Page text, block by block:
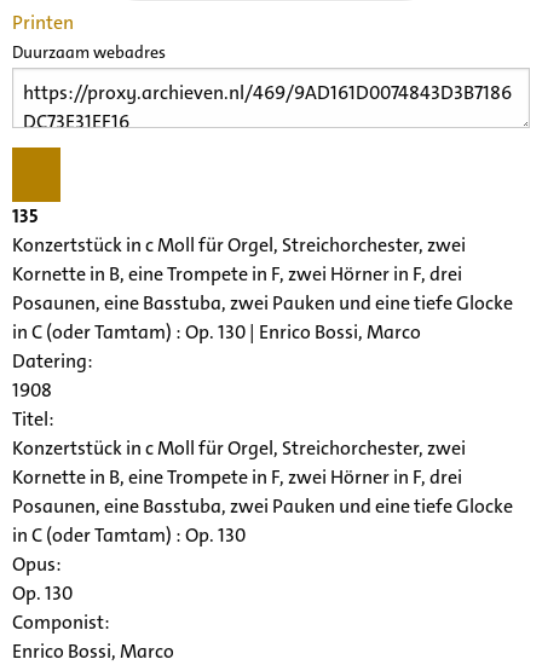
Printen
Duurzaam webadres
135
Konzertstück in c Moll für Orgel, Streichorchester, zwei
Kornette in B, eine Trompete in F, zwei Hörner in F, drei
Posaunen, eine Basstuba, zwei Pauken und eine tiefe Glocke
in C (oder Tamtam) : Op. 130 | Enrico Bossi, Marco
Datering:
1908
Titel:
Konzertstück in c Moll für Orgel, Streichorchester, zwei
Kornette in B, eine Trompete in F, zwei Hörner in F, drei
Posaunen, eine Basstuba, zwei Pauken und eine tiefe Glocke
in C (oder Tamtam) : Op. 130
Opus:
Op. 130
Componist:
Enrico Bossi, Marco